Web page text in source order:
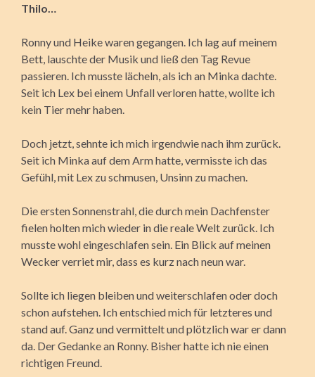
Thilo…
Ronny und Heike waren gegangen. Ich lag auf meinem
Bett, lauschte der Musik und ließ den Tag Revue
passieren. Ich musste lächeln, als ich an Minka dachte.
Seit ich Lex bei einem Unfall verloren hatte, wollte ich
kein Tier mehr haben.
Doch jetzt, sehnte ich mich irgendwie nach ihm zurück.
Seit ich Minka auf dem Arm hatte, vermisste ich das
Gefühl, mit Lex zu schmusen, Unsinn zu machen.
Die ersten Sonnenstrahl, die durch mein Dachfenster
fielen holten mich wieder in die reale Welt zurück. Ich
musste wohl eingeschlafen sein. Ein Blick auf meinen
Wecker verriet mir, dass es kurz nach neun war.
Sollte ich liegen bleiben und weiterschlafen oder doch
schon aufstehen. Ich entschied mich für letzteres und
stand auf. Ganz und vermittelt und plötzlich war er dann
da. Der Gedanke an Ronny. Bisher hatte ich nie einen
richtigen Freund.